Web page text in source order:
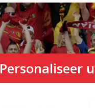
Personaliseer